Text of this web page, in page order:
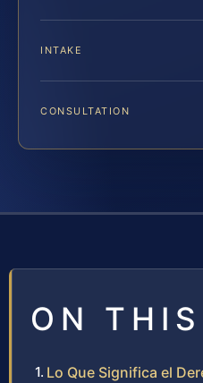
INTAKE
CONSULTATION
ON THIS
Lo Que Significa el